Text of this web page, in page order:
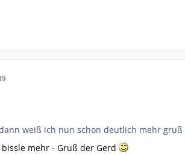
weiß ich nun schon deutlich mehr
mehr - Gruß der Gerd